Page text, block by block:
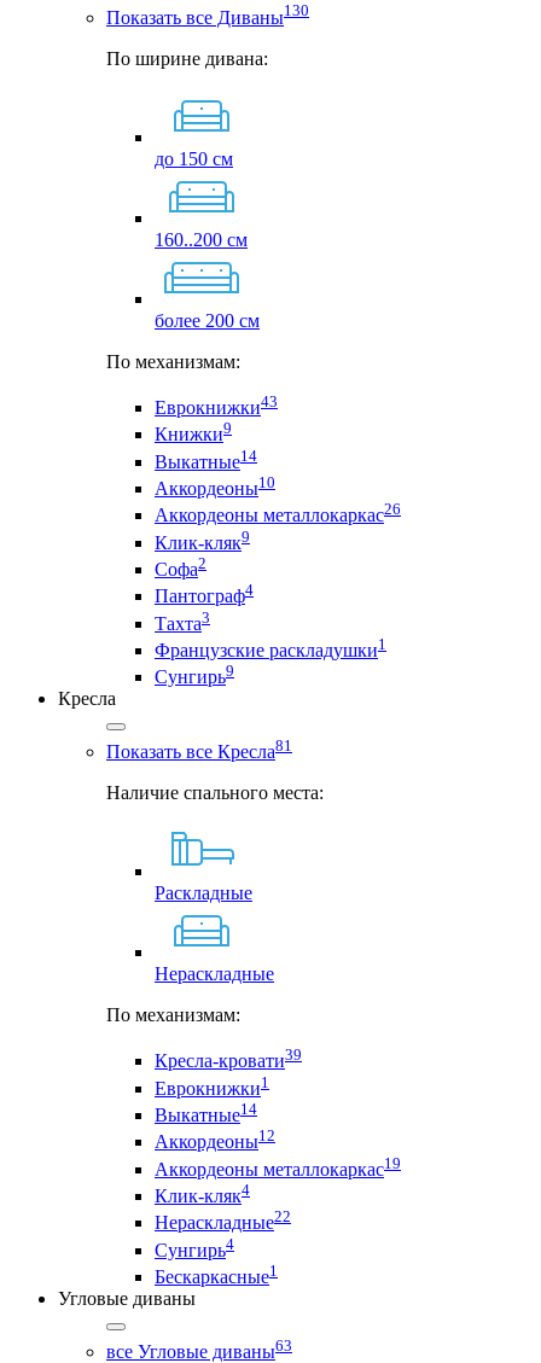
Показать все Диваны130
По ширине дивана:
до 150 см
160..200 см
более 200 см
По механизмам:
Еврокнижки43
Книжки9
Выкатные14
Аккордеоны10
Аккордеоны металлокаркас26
Клик-кляк9
Софа2
Пантограф4
Тахта3
Французские раскладушки1
Сунгирь9
Кресла
Показать все Кресла81
Наличие спального места:
Раскладные
Нераскладные
По механизмам:
Кресла-кровати39
Еврокнижки1
Выкатные14
Аккордеоны12
Аккордеоны металлокаркас19
Клик-кляк4
Нераскладные22
Сунгирь4
Бескаркасные1
Угловые диваны
все Угловые диваны63